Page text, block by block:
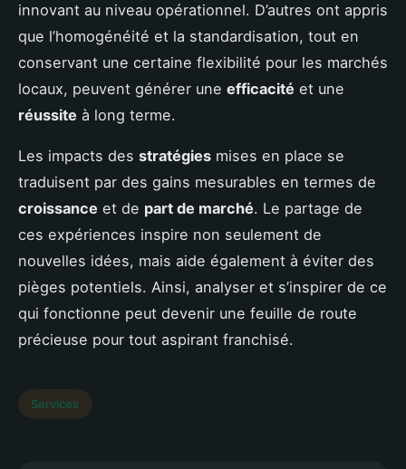
innovant au niveau opérationnel. D’autres ont appris
que l’homogénéité et la standardisation, tout en
conservant une certaine flexibilité pour les marchés
locaux, peuvent générer une efficacité et une
réussite à long terme.
Les impacts des stratégies mises en place se
traduisent par des gains mesurables en termes de
croissance et de part de marché. Le partage de
ces expériences inspire non seulement de
nouvelles idées, mais aide également à éviter des
pièges potentiels. Ainsi, analyser et s’inspirer de ce
qui fonctionne peut devenir une feuille de route
précieuse pour tout aspirant franchisé.
Services